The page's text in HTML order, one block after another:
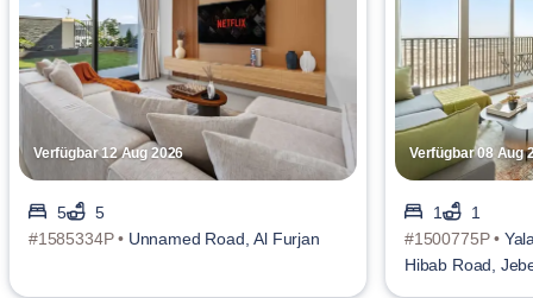
Verfügbar 12 Aug 2026
5
5
#1585334P • Unnamed Road, Al Furjan
Verfügbar 08 Aug
1
1
#1500775P •
Hibab Road,